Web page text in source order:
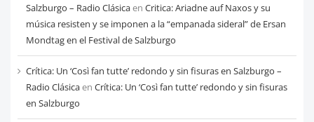
Salzburgo – Radio Clásicaen Critica: Ariadne auf Naxos y su
música resisten y se imponen a la “empanada sideral” de Ersan
Mondtag en el Festival de Salzburgo
Crítica: Un ‘Così fan tutte’ redondo y sin fisuras en Salzburgo –
Radio Clásicaen Crítica: Un ‘Così fan tutte’ redondo y sin fisuras
en Salzburgo